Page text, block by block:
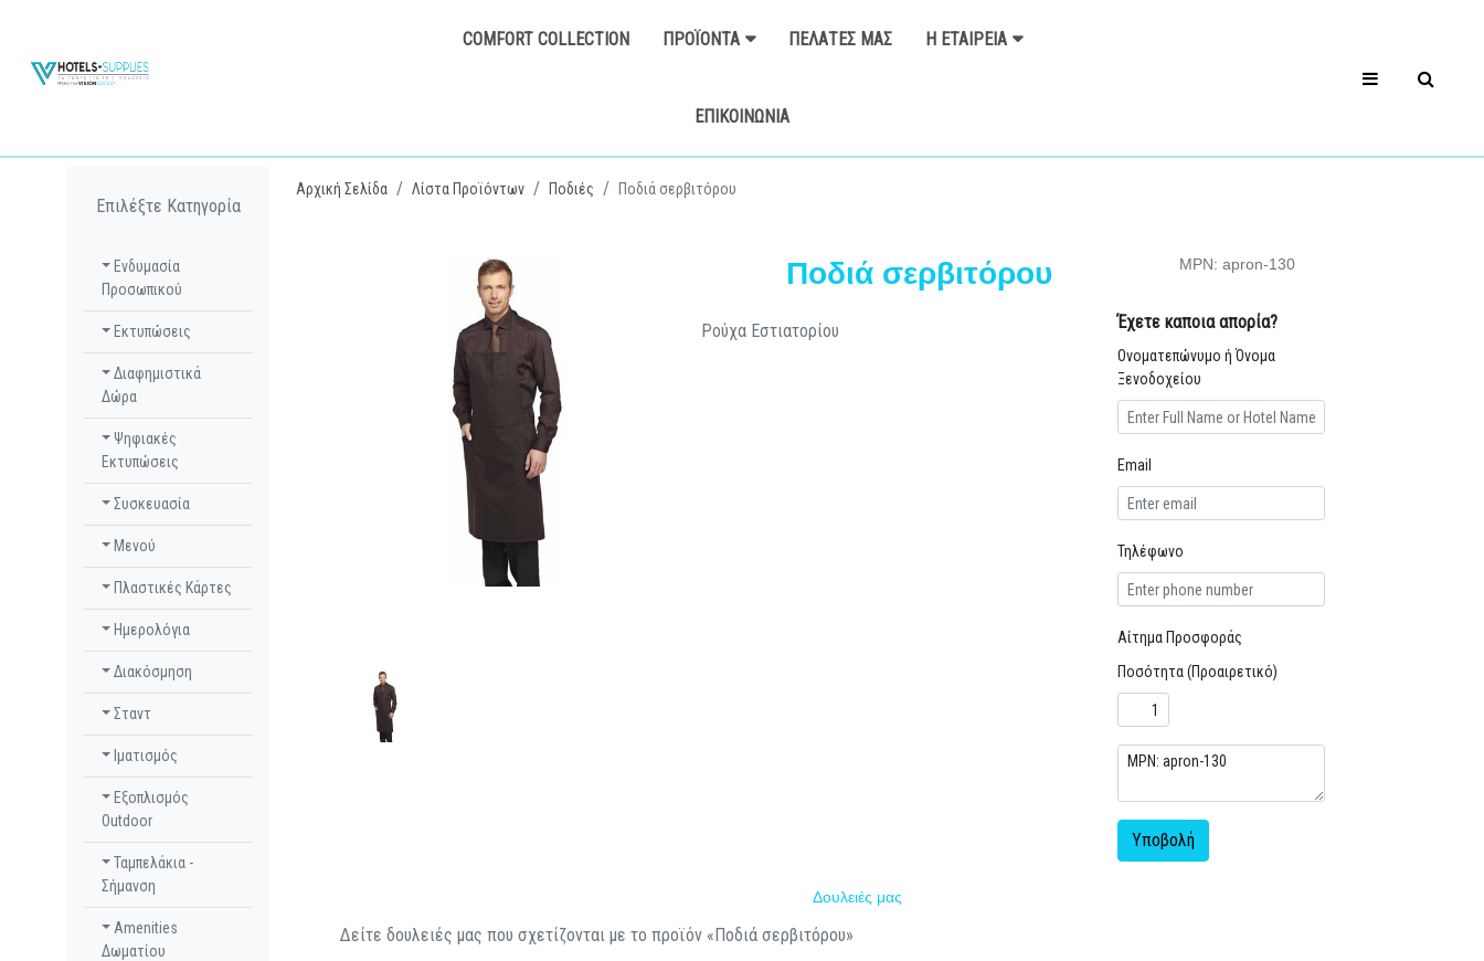
COMFORT COLLECTION ΠΡΟΪΌΝΤΑ ΠΕΛΆΤΕΣ ΜΑΣ Η ΕΤΑΙΡΕΊΑ
ΕΠΙΚΟΙΝΩΝΊΑ
Επιλέξτε Κατηγορία
Ενδυμασία
Προσωπικού
Εκτυπώσεις
Διαφημιστικά
Δώρα
Ψηφιακές
Εκτυπώσεις
Συσκευασία
Μενού
Πλαστικές Κάρτες
Ημερολόγια
Διακόσμηση
Σταντ
Ιματισμός
Εξοπλισμός
Outdoor
Ταμπελάκια -
Σήμανση
Amenities
Δωματίου
Αρχική Σελίδα Λίστα Προϊόντων Ποδιές Ποδιά σερβιτόρου
Ποδιά σερβιτόρου MPN: apron-130
Ρούχα Εστιατορίου Έχετε καποια απορία?
Ονοματεπώνυμο ή Όνομα
Ξενοδοχείου
Email
Τηλέφωνο
Αίτημα Προσφοράς
Ποσότητα (Προαιρετικό)
Υποβολή
Δουλειές μας
Δείτε δουλειές μας που σχετίζονται με το προϊόν «Ποδιά σερβιτόρου»